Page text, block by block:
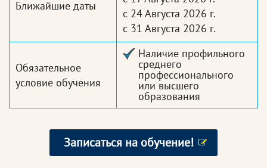
Ближайшие даты
с 24 Августа 2026 г.
с 31 Августа 2026 г.
Обязательное
условие обучения
Наличие профильного
среднего
профессионального
или высшего
образования
Записаться на обучение!